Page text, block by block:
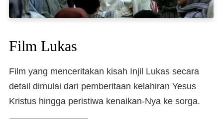
Film Lukas
Film yang menceritakan kisah Injil Lukas secara
detail dimulai dari pemberitaan kelahiran Yesus
Kristus hingga peristiwa kenaikan-Nya ke sorga.